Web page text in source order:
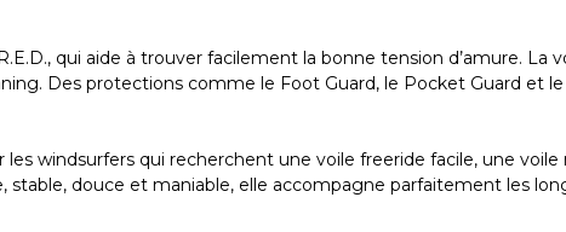
qui aide à trouver facilement la bonne tension d’amure. La
Des protections comme le Foot Guard, le Pocket Guard et
windsurfers qui recherchent une voile freeride facile, une
douce et maniable, elle accompagne parfaitement les